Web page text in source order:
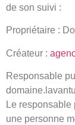
de son suivi :
Propriétaire :
Créateur :
Responsable
Le
une personne